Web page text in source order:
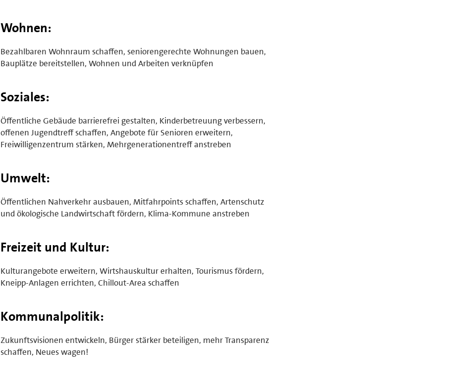
Wohnen:
Bezahlbaren Wohnraum schaffen, seniorengerechte Wohnungen bauen,
Bauplätze bereitstellen, Wohnen und Arbeiten verknüpfen
Soziales:
Öffentliche Gebäude barrierefrei gestalten, Kinderbetreuung verbessern,
offenen Jugendtreff schaffen, Angebote für Senioren erweitern,
Freiwilligenzentrum stärken, Mehrgenerationentreff anstreben
Umwelt:
Öffentlichen Nahverkehr ausbauen, Mitfahrpoints schaffen, Artenschutz
und ökologische Landwirtschaft fördern, Klima-Kommune anstreben
Freizeit und Kultur:
Kulturangebote erweitern, Wirtshauskultur erhalten, Tourismus fördern,
Kneipp-Anlagen errichten, Chillout-Area schaffen
Kommunalpolitik:
Zukunftsvisionen entwickeln, Bürger stärker beteiligen, mehr Transparenz
schaffen, Neues wagen!